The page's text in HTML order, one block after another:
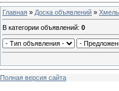
Главная » Доска объявлений »
В категории объявлений: 0
Полная версия сайта